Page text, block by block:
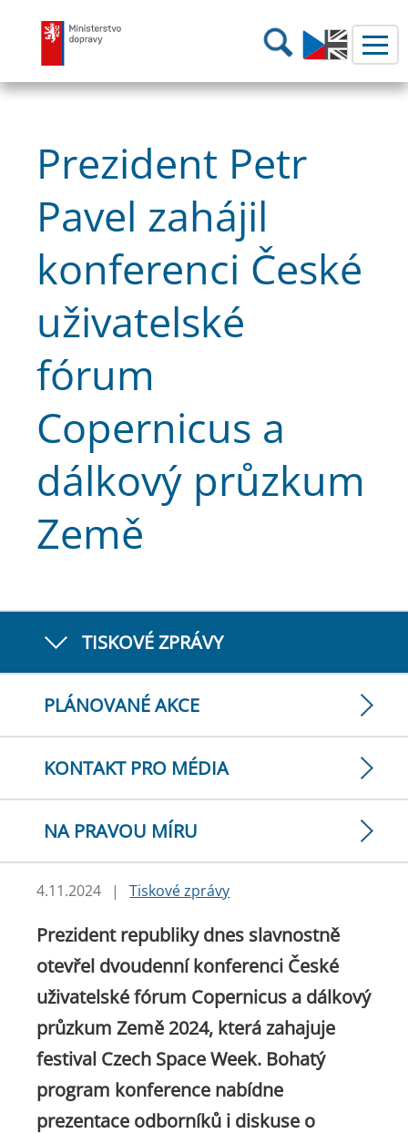
Ministerstvo dopravy Hledání
Prezident Petr
Pavel zahájil
konferenci České
uživatelské
fórum
Copernicus a
dálkový průzkum
Země
TISKOVÉ ZPRÁVY
PLÁNOVANÉ AKCE
KONTAKT PRO MÉDIA
NA PRAVOU MÍRU
4.11.2024 | Tiskové zprávy
Prezident republiky dnes slavnostně
otevřel dvoudenní konferenci České
uživatelské fórum Copernicus a dálkový
průzkum Země 2024, která zahajuje
festival Czech Space Week. Bohatý
program konference nabídne
prezentace odborníků i diskuse o